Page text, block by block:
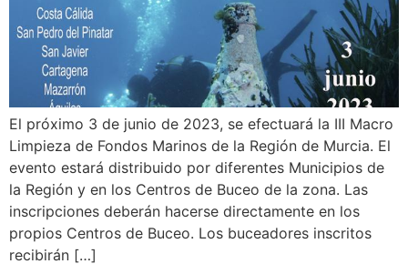
El próximo 3 de junio de 2023, se efectuará la III Macro
Limpieza de Fondos Marinos de la Región de Murcia. El
evento estará distribuido por diferentes Municipios de
la Región y en los Centros de Buceo de la zona. Las
inscripciones deberán hacerse directamente en los
propios Centros de Buceo. Los buceadores inscritos
recibirán […]